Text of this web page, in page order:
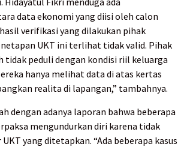
data ekonomi yang diisi oleh calon
verifikasi yang dilakukan pihak
UKT ini terlihat tidak valid. Pihak
tidak peduli dengan kondisi riil keluarga
hanya melihat data di atas kertas
realita di lapangan,” tambahnya.
dengan adanya laporan bahwa beberapa
mengundurkan diri karena tidak
yang ditetapkan. “Ada beberapa kasus